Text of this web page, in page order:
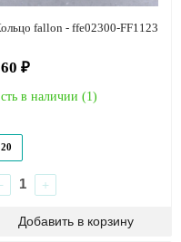
fallon - ffe02300-FF1123
₽
в наличии (1)
20
+